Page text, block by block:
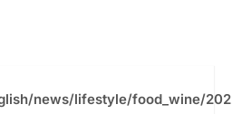
news/lifestyle/food_wine/